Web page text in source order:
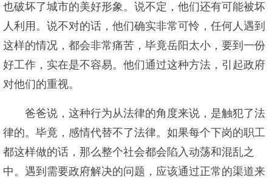
也破坏了城市的美好形象。说不定，他们还有可能被坏
人利用。说不对的话，他们确实非常可怜，任何人遇到
这样的情况，都会非常痛苦，毕竟岳阳太小，要到一份
好工作，实在是不容易。他们通过这种方法，引起政府
对他们的重视。
爸爸说，这种行为从法律的角度来说，是触犯了法
律的。毕竟，感情代替不了法律。如果每个下岗的职工
都这样做的话，那么整个社会都会陷入动荡和混乱之
中。遇到需要政府解决的问题，应该通过正常的渠道来